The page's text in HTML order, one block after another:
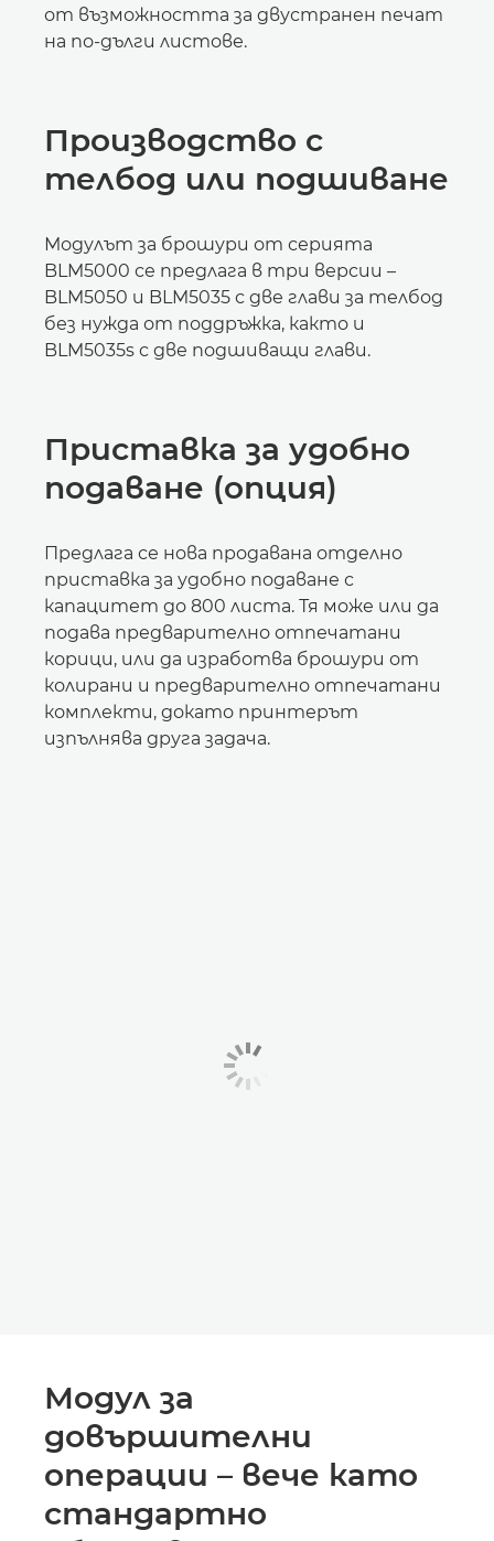
от възможността за двустранен печат
на по-дълги листове.
Производство с
телбод или подшиване
Модулът за брошури от серията
BLM5000 се предлага в три версии –
BLM5050 и BLM5035 с две глави за телбод
без нужда от поддръжка, както и
BLM5035s с две подшиващи глави.
Приставка за удобно
подаване (опция)
Предлага се нова продавана отделно
приставка за удобно подаване с
капацитет до 800 листа. Тя може или да
подава предварително отпечатани
корици, или да изработва брошури от
колирани и предварително отпечатани
комплекти, докато принтерът
изпълнява друга задача.
Модул за
довършителни
операции – вече като
стандартно